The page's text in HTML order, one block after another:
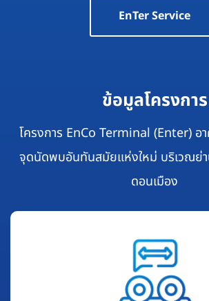
EnTer Service
ข้อมูลโครงการ
โครงการ EnCo Terminal (Enter) อ
จุดนัดพบอันทันสมัยแห่งใหม่ บริเวณย่
ดอนเมือง